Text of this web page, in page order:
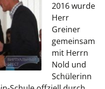
2016 wurde
Herr
Greiner
gemeinsam
mit Herrn
Nold und
Schülerinn